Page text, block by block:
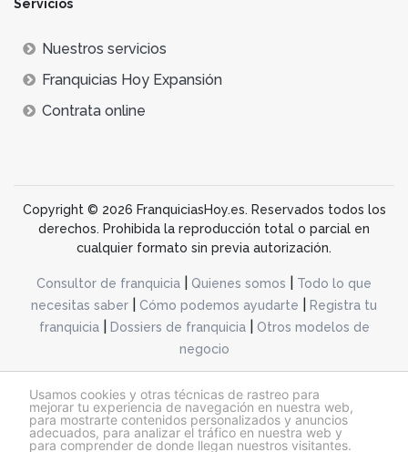
Usamos cookies y otras técnicas de rastreo para
mejorar tu experiencia de navegación en nuestra web,
para mostrarte contenidos personalizados y anuncios
adecuados, para analizar el tráfico en nuestra web y
para comprender de donde llegan nuestros visitantes.
Servicios
Nuestros servicios
Franquicias Hoy Expansión
Contrata online
Copyright © 2026 FranquiciasHoy.es. Reservados todos los
derechos. Prohibida la reproducción total o parcial en
cualquier formato sin previa autorización.
Consultor de franquicia Quienes somos
Todo lo que
necesitas saber
Cómo podemos ayudarte
Registra tu
franquicia| Dossiers de franquicia|
Otros modelos de
negocio
@franquiciashoy.es |Aviso legal| Política de cookies|Política de privacidad